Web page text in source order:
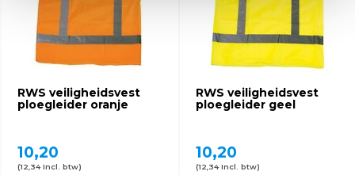
RWS veiligheidsvest
ploegleider oranje
10,20
(12,34 Incl. btw)
RWS veiligheidsvest
ploegleider geel
10,20
(12,34 Incl. btw)